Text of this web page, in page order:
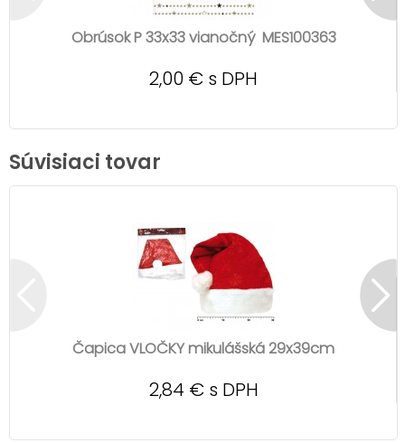
Obrúsok P 33x33 vianočný MES100363
2,00 € s DPH
Súvisiaci tovar
Čapica VLOČKY mikulášská 29x39cm
2,84 € s DPH